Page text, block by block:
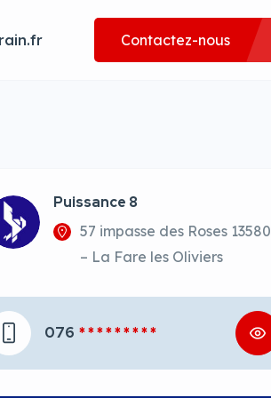
Contactez-nous
Puissance 8
57 impasse des Roses 13580
– La Fare les Oliviers
076 * * * * * * * * *